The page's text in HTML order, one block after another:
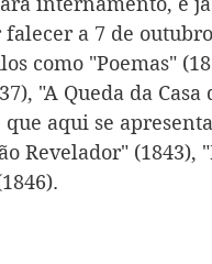
a 7 de
como "Poemas"
"A Queda da Casa
que aqui se
Revelador" (1843),